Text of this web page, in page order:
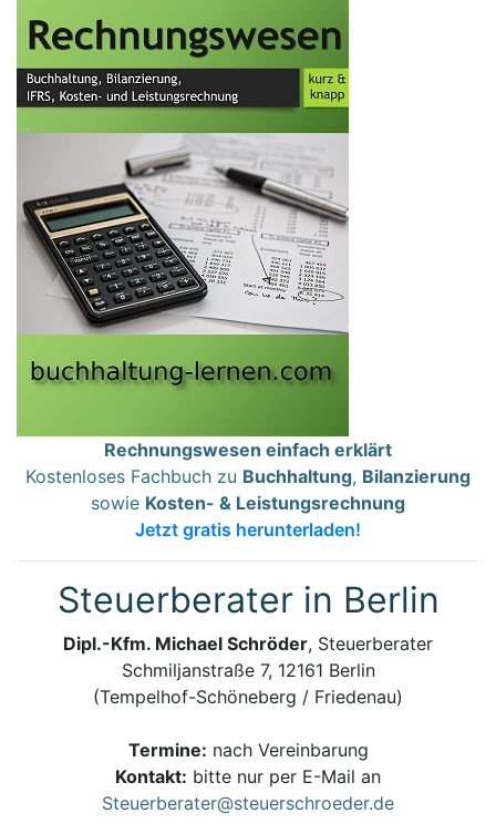
Rechnungswesen einfach erklärt
Kostenloses Fachbuch zu Buchhaltung, Bilanzierung
sowie Kosten- & Leistungsrechnung
Jetzt gratis herunterladen!
Steuerberater in Berlin
Dipl.-Kfm. Michael Schröder, Steuerberater
Schmiljanstraße 7, 12161 Berlin
(Tempelhof-Schöneberg / Friedenau)
Termine: nach Vereinbarung
Kontakt: bitte nur per E-Mail an
Steuerberater@steuerschroeder.de